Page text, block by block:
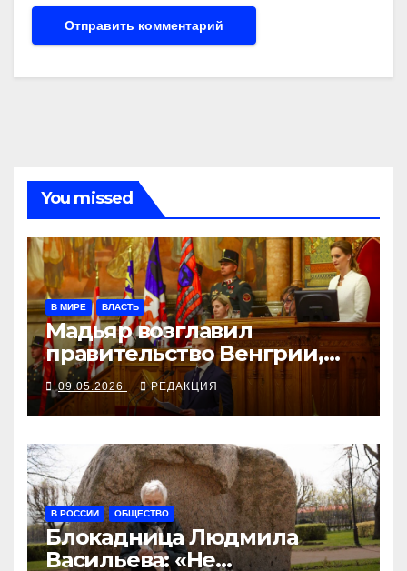
You missed
В МИРЕ ВЛАСТЬ
Мадьяр возглавил
правительство Венгрии,
Орбан не пришёл на
заседание
09.05.2026 РЕДАКЦИЯ
В РОССИИ ОБЩЕСТВО
Блокадница Людмила
Васильева: «Не